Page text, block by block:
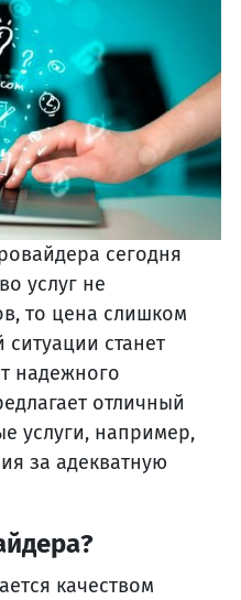
сегодня
услуг не
то цена слишком
станет
надежного
отличный
услуги, например,
за адекватную
качеством